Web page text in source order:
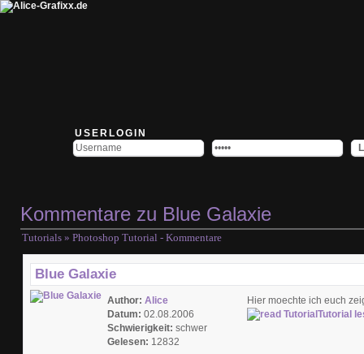
USERLOGIN
Kommentare zu Blue Galaxie
Tutorials » Photoshop Tutorial - Kommentare
Blue Galaxie
Author: Alice
Datum: 02.08.2006
Schwierigkeit: schwer
Gelesen: 12832
Hier moechte ich euch
Tutorial